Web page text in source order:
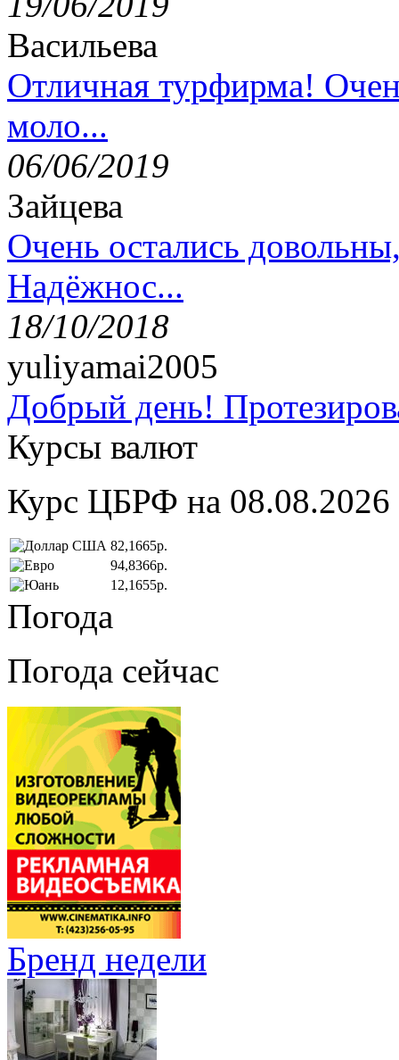
Васильева
Отличная турфирма!
моло...
06/06/2019
Зайцева
Очень остались
Надёжнос...
18/10/2018
yuliyamai2005
Добрый день!
Курсы валют
Курс ЦБРФ на 08.08.2026
82,1665р.
94,8366р.
12,1655р.
Погода
Погода сейчас
Бренд недели